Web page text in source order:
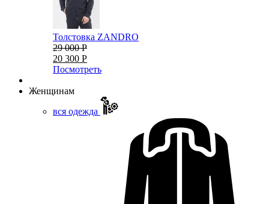
Толстовка ZANDRO
29 000 Р
20 300 Р
Посмотреть
Женщинам
вся одежда